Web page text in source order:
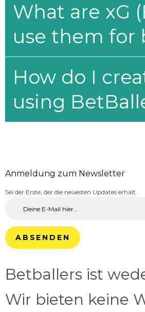
What are xG
use them for
How do I
using
Anmeldung zum Newsletter
Sei der Erste, der die neuesten Updates erhält.
ABSENDEN
Betballers ist
Wir bieten keine